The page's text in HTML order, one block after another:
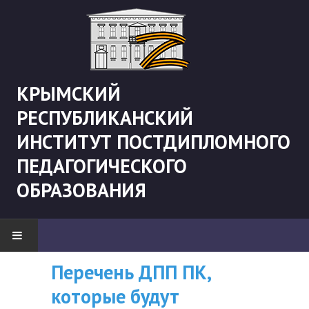
КРЫМСКИЙ
РЕСПУБЛИКАНСКИЙ
ИНСТИТУТ ПОСТДИПЛОМНОГО
ПЕДАГОГИЧЕСКОГО
ОБРАЗОВАНИЯ
НОВОСТИ
"Боевая" русистика
ВНИМАНИЮ
СЛУШАТЕЛЕЙ, У
Перечень ДПП ПК,
которые будут